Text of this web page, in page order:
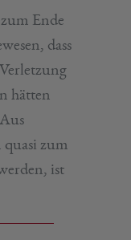
Ende
dass
hätten
zum
ist